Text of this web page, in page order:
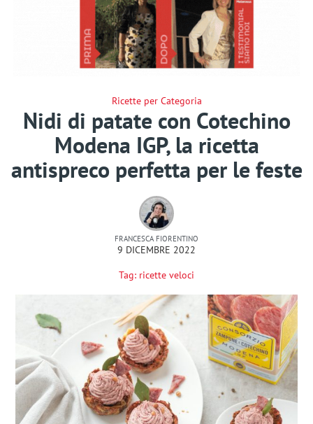
Ricette per Categoria
Nidi di patate con Cotechino
Modena IGP, la ricetta
antispreco perfetta per le feste
FRANCESCA FIORENTINO
9 DICEMBRE 2022
Tag: ricette veloci